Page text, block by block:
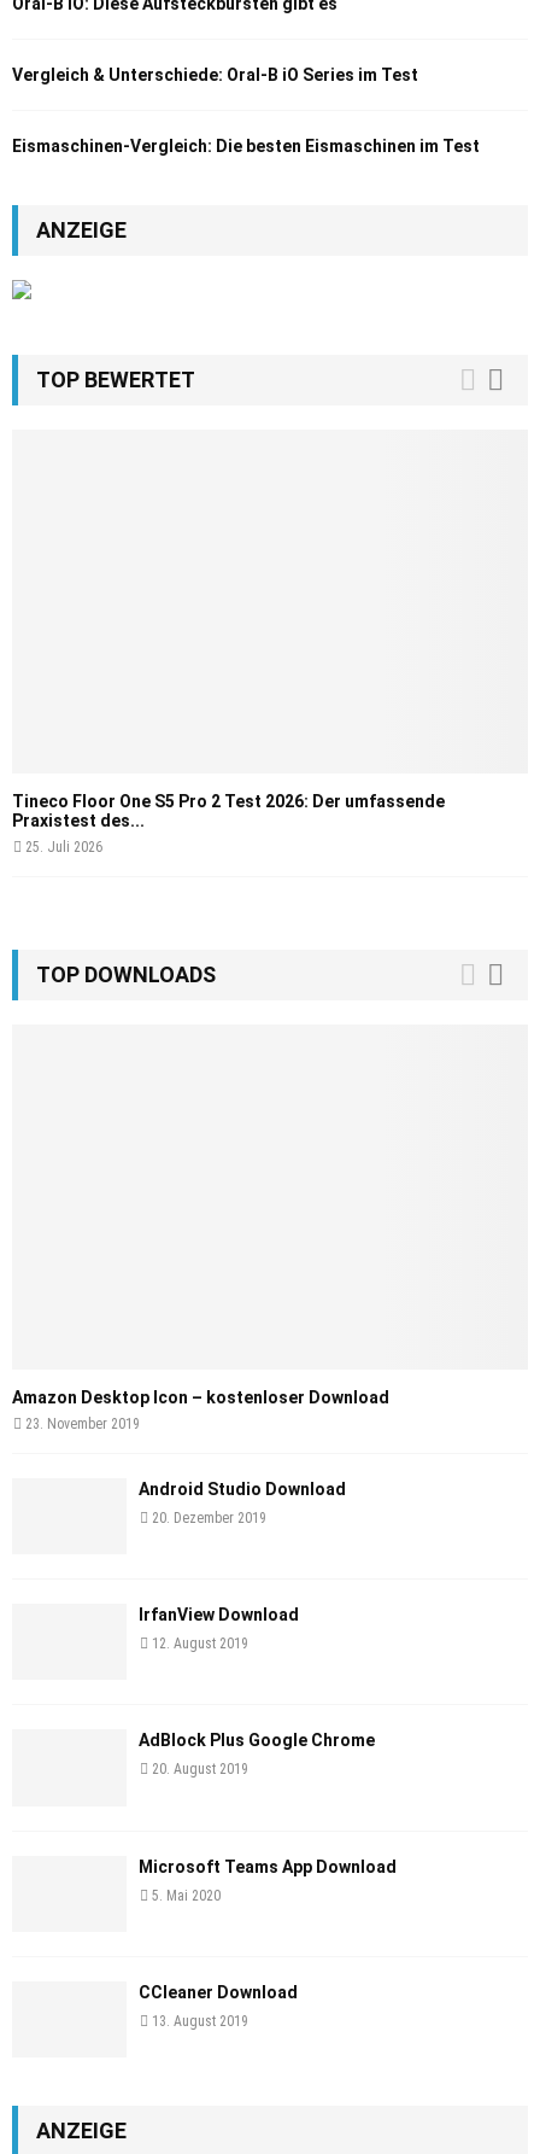
Vergleich & Unterschiede: Oral-B iO Series im Test
Eismaschinen-Vergleich: Die besten Eismaschinen im Test
ANZEIGE
TOP BEWERTET
Tineco Floor One S5 Pro 2 Test 2026: Der umfassende
Praxistest des...
25. Juli 2026
TOP DOWNLOADS
Amazon Desktop Icon – kostenloser Download
23. November 2019
Android Studio Download
20. Dezember 2019
IrfanView Download
12. August 2019
AdBlock Plus Google Chrome
20. August 2019
Microsoft Teams App Download
5. Mai 2020
CCleaner Download
13. August 2019
ANZEIGE